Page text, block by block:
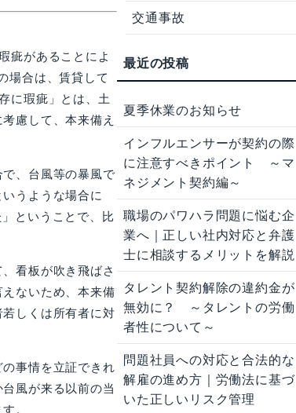
疵があることによ
場合は、賃貸して
に瑕疵」とは、土
慮して、本来備え
、台風等の暴風で
うような場合に
ということで、比
看板が吹き飛ばさ
ないため、本来備
しくは所有者に対
事情を立証できれ
風が来る以前の当
。
交通事故
夏季休業のお知らせ
インフルエンサーが契約の際
に注意すべきポイント ～マ
ネジメント契約編～
職場のパワハラ問題に悩む企
業へ｜正しい社内対応と弁護
士に相談するメリットを解説
タレント契約解除の違約金が
無効に？ ～タレントの労働
者性について～
問題社員への対応と合法的な
解雇の進め方｜労働法に基づ
いた正しいリスク管理